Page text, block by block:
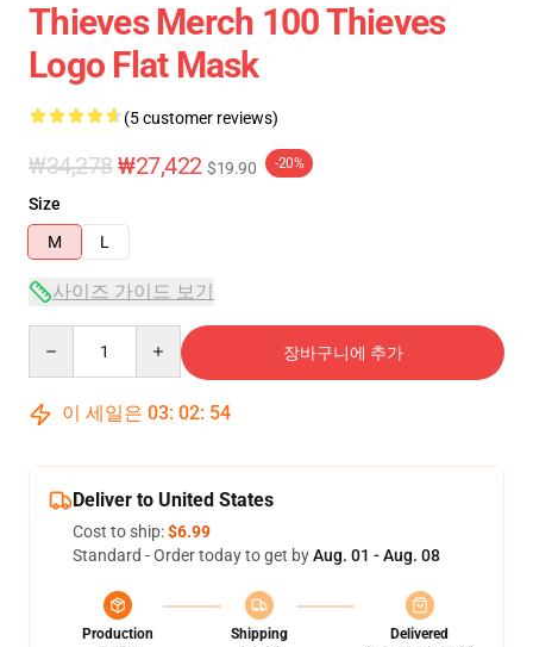
Thieves Merch 100 Thieves
Logo Flat Mask
(5 customer reviews)
₩34,278₩27,422 $19.90 -20%
Size
M
L
사이즈 가이드 보기
장바구니에 추가
이 세일은 03: 02: 53
Deliver to United States
Cost to ship:$6.99
Standard - Order today to get byAug. 01 - Aug. 08
Production
Shipping
Delivered